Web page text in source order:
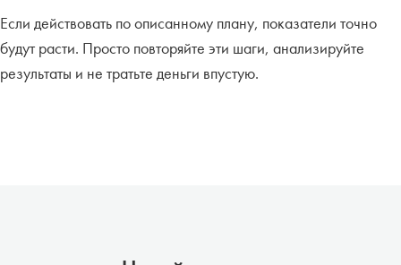
Если действовать по описанному плану, показатели точно
будут расти. Просто повторяйте эти шаги, анализируйте
результаты и не тратьте деньги впустую.